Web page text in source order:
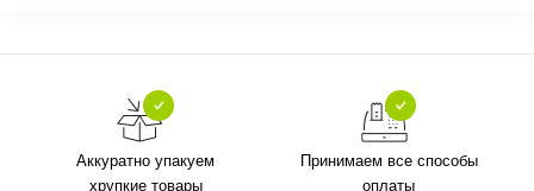
Аккуратно упакуем
хрупкие товары
Принимаем все способы
оплаты